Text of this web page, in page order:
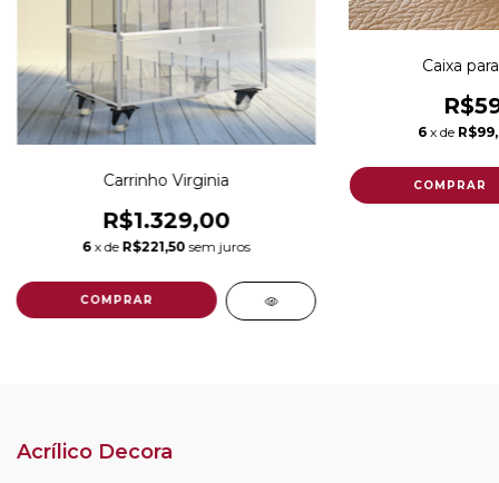
Carrinho Virginia
R$1.329,00
6 x de R$221,50 sem juros
Caixa
6 x de
Acrílico Decora